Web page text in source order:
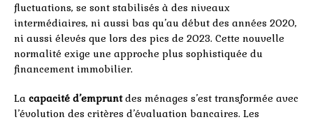
fluctuations, se sont stabilisés à des niveaux
intermédiaires, ni aussi bas qu’au début des années 2020,
ni aussi élevés que lors des pics de 2023. Cette nouvelle
normalité exige une approche plus sophistiquée du
financement immobilier.
La capacité d’empruntdes ménages s’est transformée avec
l’évolution des critères d’évaluation bancaires. Les